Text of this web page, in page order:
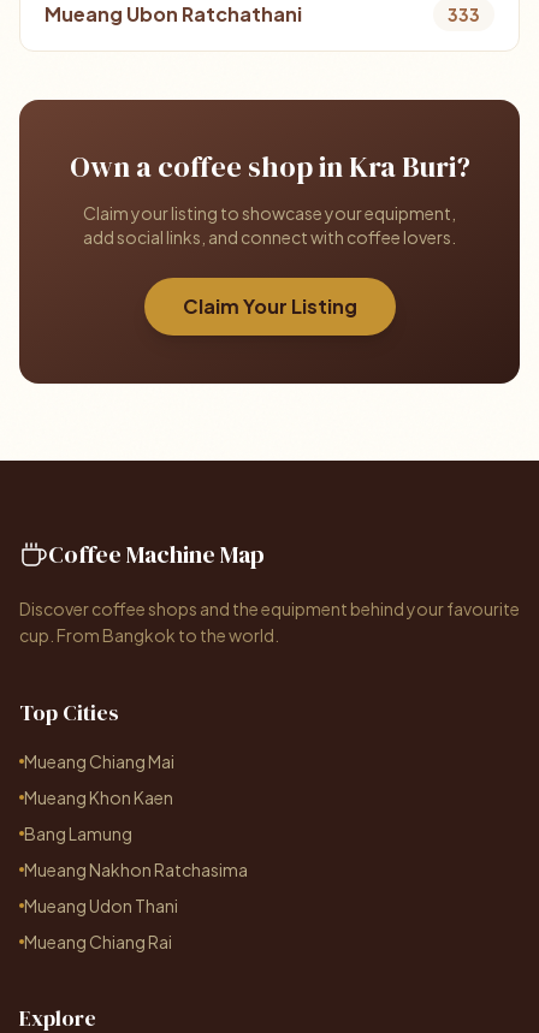
Mueang Ubon Ratchathani 333
Own a coffee shop in Kra Buri?
Claim your listing to showcase your equipment,
add social links, and connect with coffee lovers.
Claim Your Listing
Coffee Machine Map
Discover coffee shops and the equipment behind your favourite
cup. From Bangkok to the world.
Top Cities
Mueang Chiang Mai
Mueang Khon Kaen
Bang Lamung
Mueang Nakhon Ratchasima
Mueang Udon Thani
Mueang Chiang Rai
Explore